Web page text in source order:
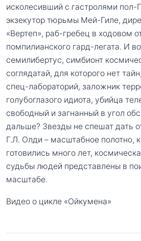
исколесивший с гастролями
экзекутор тюрьмы Мей-Гиле,
«Вертеп», раб-гребец в ходовом
помпилианского гард-легата. И
семилибертус, симбионт
соглядатай, для которого нет
спец-лабораторий, заложник
голубоглазого идиота, убийца
свободный и загнанный в угол
дальше? Звезды не спешат дать
Г.Л. Олди – масштабное полотно,
готовились много лет,
судьбы людей представлены в
масштабе.
Видео о цикле «Ойкумена»